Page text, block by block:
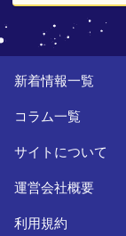
新着情報一覧
コラム一覧
サイトについて
運営会社概要
利用規約